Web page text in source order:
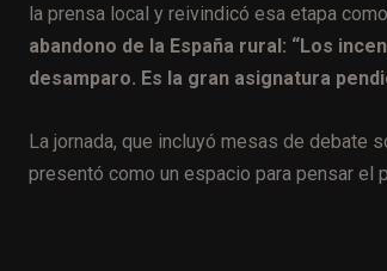
la prensa local y reivindicó esa etapa
abandono de la España rural: “Los
desamparo. Es la gran asignatura
La jornada, que incluyó mesas de debate
presentó como un espacio para pensar el